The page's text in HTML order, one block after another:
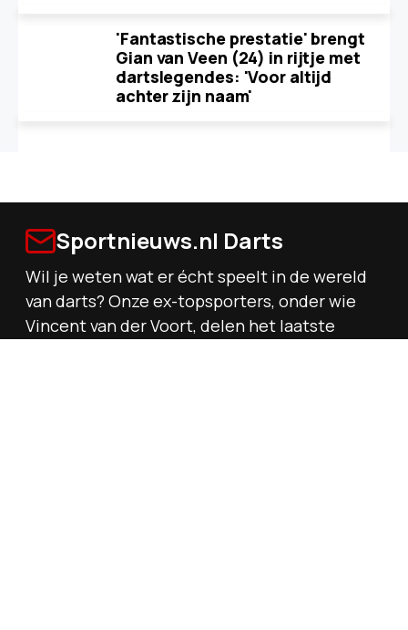
'Fantastische prestatie' brengt
Gian van Veen (24) in rijtje met
dartslegendes: 'Voor altijd
achter zijn naam'